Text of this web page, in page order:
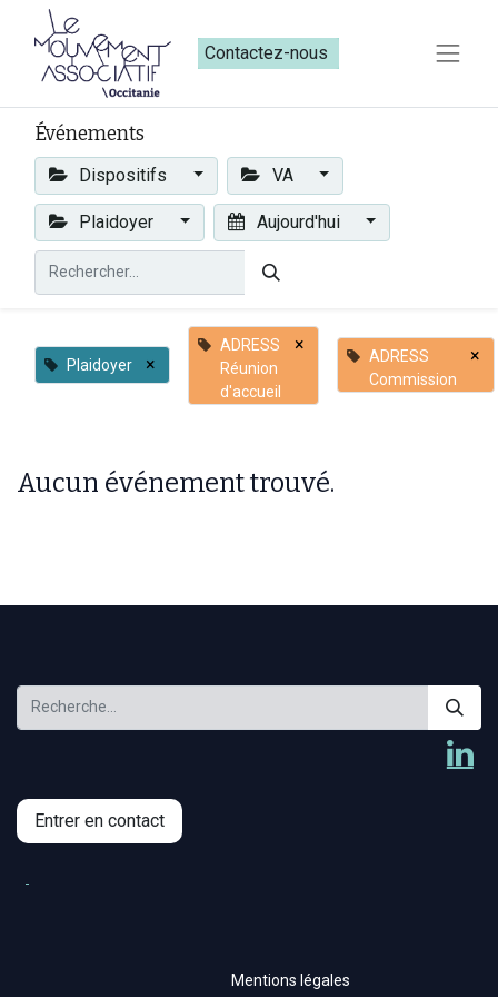
Contactez-nous​​
Événements
Dispositifs VA
Plaidoyer Aujourd'hui
Plaidoyer ×
ADRESS
Réunion
d'accueil
×
ADRESS
Commission
×
Aucun événement trouvé.
Entrer en contact
Mentions légales